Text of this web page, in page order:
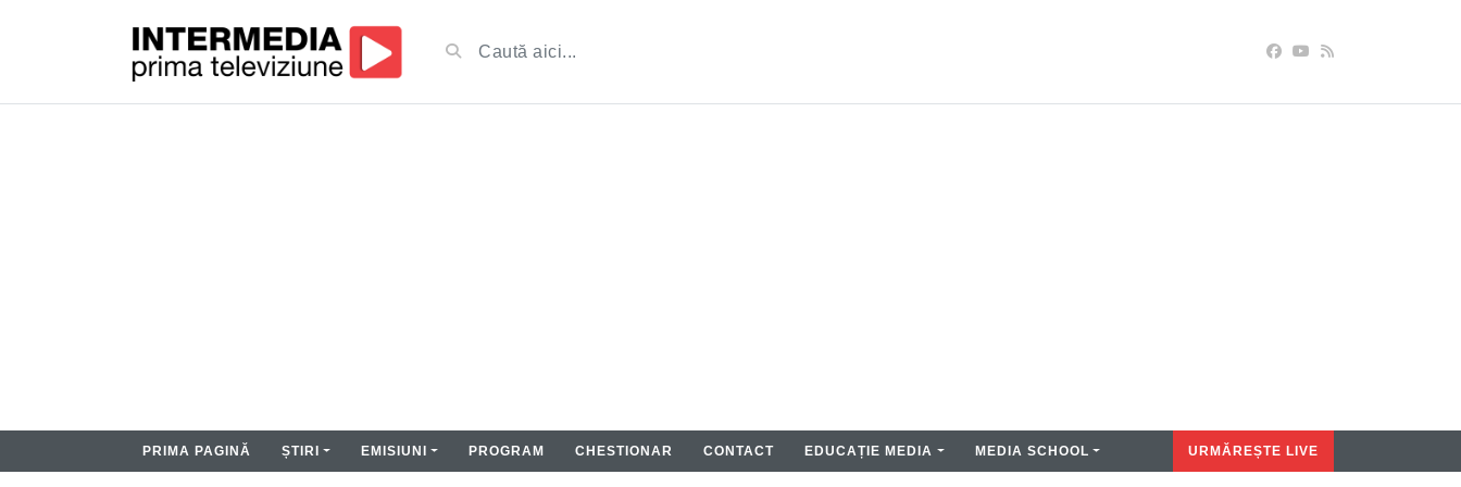
PRIMA PAGINĂ ȘTIRI EMISIUNI PROGRAM CHESTIONAR CONTACT EDUCAȚIE MEDIA MEDIA SCHOOL URMĂREȘTE LIVE